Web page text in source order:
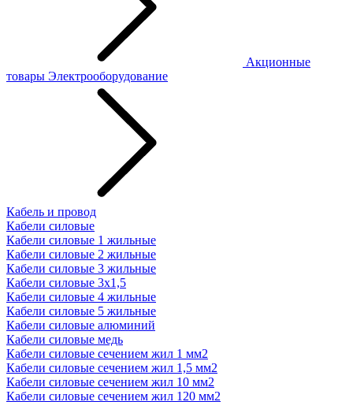
Акционные
товары Электрооборудование
Кабель и провод
Кабели силовые
Кабели силовые 1 жильные
Кабели силовые 2 жильные
Кабели силовые 3 жильные
Кабели силовые 3х1,5
Кабели силовые 4 жильные
Кабели силовые 5 жильные
Кабели силовые алюминий
Кабели силовые медь
Кабели силовые сечением жил 1 мм2
Кабели силовые сечением жил 1,5 мм2
Кабели силовые сечением жил 10 мм2
Кабели силовые сечением жил 120 мм2